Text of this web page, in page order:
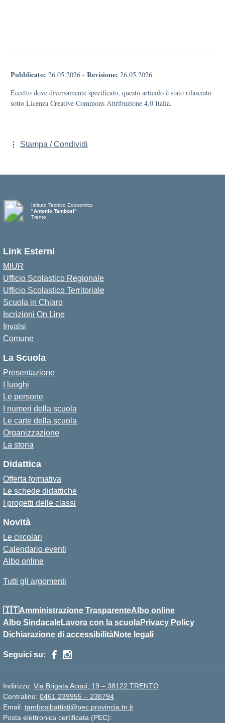
Pubblicato: 26.05.2026 - Revisione: 26.05.2026
Eccetto dove diversamente specificato, questo articolo è stato rilasciato
sotto Licenza Creative Commons Attribuzione 4.0 Italia.
Stampa / Condividi
Istituto Tecnico Economico
"Antonio Tambosi"
Trento
Link Esterni
MIUR
Ufficio Scolastico Regionale
Ufficio Scolastico Territoriale
Scuola in Chiaro
Iscrizioni On Line
Invalsi
Comune
La Scuola
Presentazione
I luoghi
Le persone
I numeri della scuola
Le carte della scuola
Organizzazione
La storia
Didattica
Offerta formativa
Le schede didattiche
I progetti delle classi
Novità
Le circolari
Calendario eventi
Albo online
Tutti gli argomenti
🇮🇹Amministrazione TrasparenteAlbo online
Albo SindacaleLavora con la scuolaPrivacy Policy
Dichiarazione di accessibilitàNote legali
Seguici su:
Indirizzo: Via Brigata Acqui, 19 – 38122 TRENTO
Centralino: 0461 239955 – 238794
Email: tambosibattisti@pec.provincia.tn.it
Posta elettronica certificata (PEC):